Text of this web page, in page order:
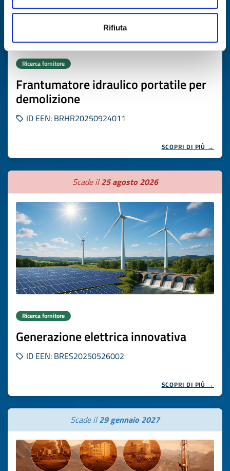
Rifiuta
Ricerca fornitore
Frantumatore idraulico portatile per
demolizione
ID EEN: BRHR20250924011
SCOPRI DI PIÙ →
Scade il25 agosto 2026
Ricerca fornitore
Generazione elettrica innovativa
ID EEN: BRES20250526002
SCOPRI DI PIÙ →
Scade il29 gennaio 2027